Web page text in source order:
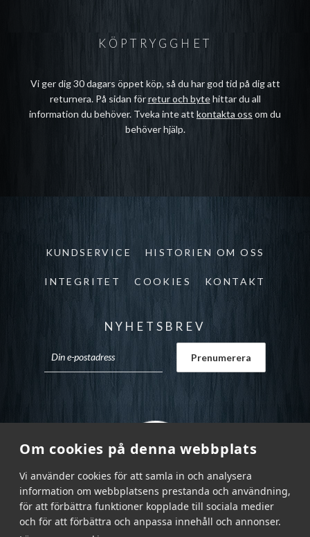
Om cookies på denna webbplats
Vi använder cookies för att samla in och analysera
information om webbplatsens prestanda och användning,
för att förbättra funktioner kopplade till sociala medier
och för att förbättra och anpassa innehåll och annonser.
KÖPTRYGGHET
Vi ger dig 30 dagars öppet köp, så du har god tid på dig att
returnera. På sidan förretur och bytehittar du all
information du behöver. Tveka inte att kontakta oss om du
behöver hjälp.
KUNDSERVICE HISTORIEN OM OSS
INTEGRITET COOKIES KONTAKT
NYHETSBREV